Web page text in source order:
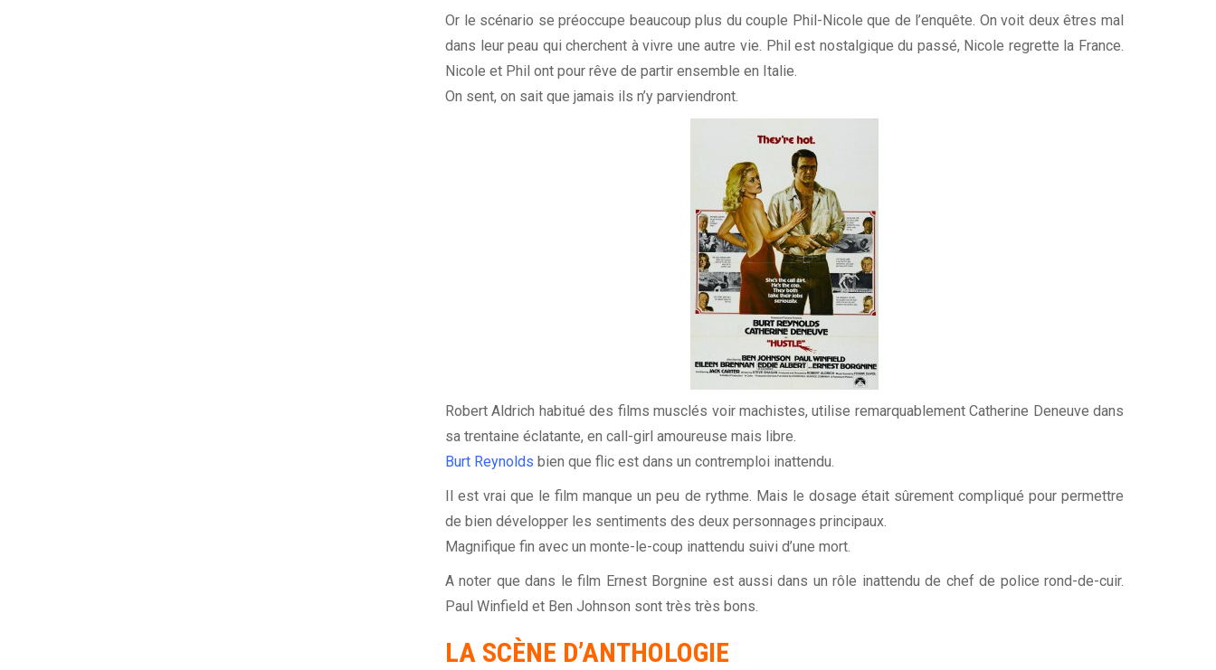
Or le scénario se préoccupe beaucoup plus du couple Phil-Nicole que de l’enquête. On voit deux êtres mal
dans leur peau qui cherchent à vivre une autre vie. Phil est nostalgique du passé, Nicole regrette la France.
Nicole et Phil ont pour rêve de partir ensemble en Italie.
On sent, on sait que jamais ils n’y parviendront.
Robert Aldrich habitué des films musclés voir machistes, utilise remarquablement Catherine Deneuve dans
sa trentaine éclatante, en call-girl amoureuse mais libre.
Burt Reynolds bien que flic est dans un contremploi inattendu.
Il est vrai que le film manque un peu de rythme. Mais le dosage était sûrement compliqué pour permettre
de bien développer les sentiments des deux personnages principaux.
Magnifique fin avec un monte-le-coup inattendu suivi d’une mort.
A noter que dans le film Ernest Borgnine est aussi dans un rôle inattendu de chef de police rond-de-cuir.
Paul Winfield et Ben Johnson sont très très bons.
LA SCÈNE D’ANTHOLOGIE